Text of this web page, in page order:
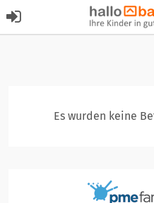
Es wurden keine